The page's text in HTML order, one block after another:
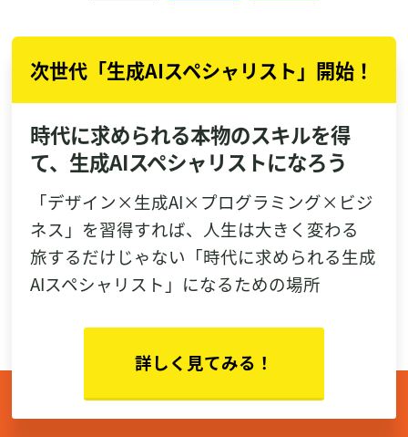
次世代「生成AIスペシャリスト」開始！
時代に求められる本物のスキルを得
て、生成AIスペシャリストになろう
「デザイン×生成AI×プログラミング×ビジ
ネス」を習得すれば、人生は大きく変わる
旅するだけじゃない「時代に求められる生成
AIスペシャリスト」になるための場所
詳しく見てみる！